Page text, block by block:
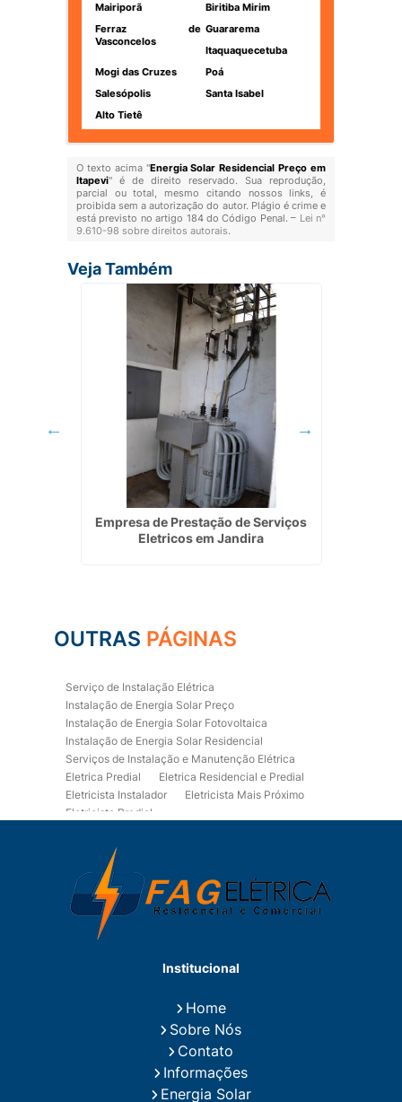
Mairiporã
Biritiba Mirim
Ferraz de
Vasconcelos
Guararema
Itaquaquecetuba
Mogi das Cruzes
Poá
Salesópolis
Santa Isabel
Alto Tietê
O texto acima "Energia Solar Residencial Preço em
Itapevi" é de direito reservado. Sua reprodução,
parcial ou total, mesmo citando nossos links, é
proibida sem a autorização do autor. Plágio é crime e
está previsto no artigo 184 do Código Penal. – Lei n°
9.610-98 sobre direitos autorais.
Veja Também
Empresa de Prestação de Serviços
Eletricos em Jandira
OUTRAS PÁGINAS
Serviço de Instalação Elétrica
Instalação de Energia Solar Preço
Instalação de Energia Solar Fotovoltaica
Instalação de Energia Solar Residencial
Serviços de Instalação e Manutenção Elétrica
Eletrica Predial
Eletrica Residencial e Predial
Eletricista Instalador
Eletricista Mais Próximo
Eletricista Predial
Eletricista Residencial
Eletricista Residencial E Predial
Eletricistas de Manutenção
Empresa de Instalações Elétricas
Empresa de Manutenção Eletrica
Empresa de Prestação de Serviços Eletricos
Fiação para Instalação Eletrica Residencial
Instalação de Energia Solar Residencial Preço
Instalação de Painel Solar
Instalação de Placa Solar
Instalação de Sistema Fotovoltaico
Instalação E Manutenção Elétrica
Institucional
Home
Sobre Nós
Contato
Informações
Energia Solar